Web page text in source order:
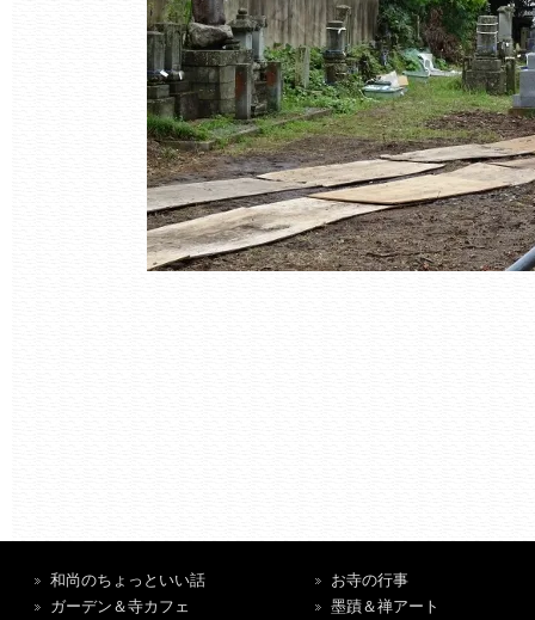
和尚のちょっといい話
ガーデン＆寺カフェ
お寺の行事
墨蹟＆禅アート